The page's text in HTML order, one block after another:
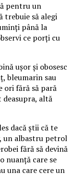
pentru un
trebuie să alegi
până la
ce porți cu
ușor și obosesc
bleumarin sau
fără să pară
deasupra, altă
dacă știi că te
un albastru petrol
fără să devină
nuanță care se
una care cere un